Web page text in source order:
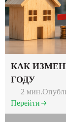
КАК
ГОДУ
2 мин.
Перейти